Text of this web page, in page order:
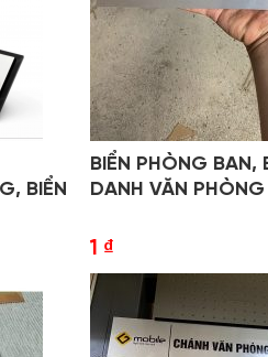
BIỂN
BIỂN PHÒNG BAN,
DANH VĂN PHÒNG
1 ₫